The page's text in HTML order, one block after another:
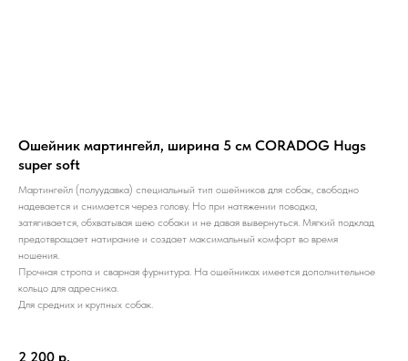
Ошейник мартингейл, ширина 5 см CORADOG Hugs
super soft
Мартингейл (полуудавка) специальный тип ошейников для собак, свободно
надевается и снимается через голову. Но при натяжении поводка,
затягивается, обхватывая шею собаки и не давая вывернуться. Мягкий подклад
предотвращает натирание и создает максимальный комфорт во время
ношения.
Прочная стропа и сварная фурнитура. На ошейниках имеется дополнительное
кольцо для адресника.
Для средних и крупных собак.
2 200 р.